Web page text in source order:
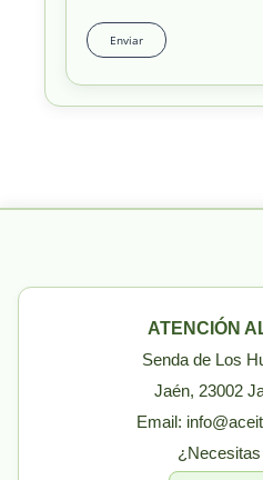
ATENCIÓN
Senda de Los
Jaén, 23002
Email: